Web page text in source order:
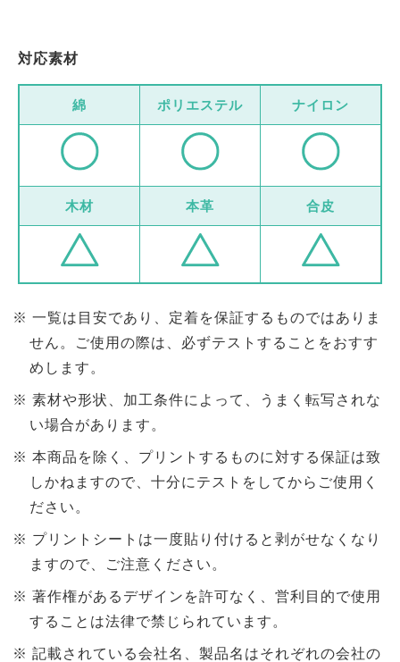
対応素材
綿 ポリエステル ナイロン
木材 本革 合皮
一覧は目安であり、定着を保証するものではありま
せん。ご使用の際は、必ずテストすることをおすす
めします。
素材や形状、加工条件によって、うまく転写されな
い場合があります。
本商品を除く、プリントするものに対する保証は致
しかねますので、十分にテストをしてからご使用く
ださい。
プリントシートは一度貼り付けると剥がせなくなり
ますので、ご注意ください。
著作権があるデザインを許可なく、営利目的で使用
することは法律で禁じられています。
記載されている会社名、製品名はそれぞれの会社の